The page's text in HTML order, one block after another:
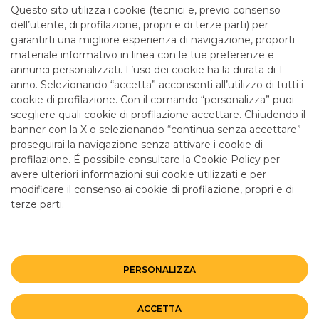
ALTRI SITI DEL GRUPPO
©BANCO BPM GRUPPO BANCARIO
Rappresentante del Gruppo IVA Banco BPM Partita IVA 10537050964
Mappa del sito Privacy Disclaimer Cookie Policy
Questo sito utilizza i cookie (tecnici e, previo consenso
dell’utente, di profilazione, propri e di terze parti) per
garantirti una migliore esperienza di navigazione, proporti
materiale informativo in linea con le tue preferenze e
annunci personalizzati. L’uso dei cookie ha la durata di 1
anno. Selezionando “accetta” acconsenti all’utilizzo di tutti i
cookie di profilazione. Con il comando “personalizza” puoi
scegliere quali cookie di profilazione accettare. Chiudendo il
banner con la X o selezionando “continua senza accettare”
proseguirai la navigazione senza attivare i cookie di
profilazione. É possibile consultare la Cookie Policy per
avere ulteriori informazioni sui cookie utilizzati e per
modificare il consenso ai cookie di profilazione, propri e di
terze parti.
PERSONALIZZA
ACCETTA